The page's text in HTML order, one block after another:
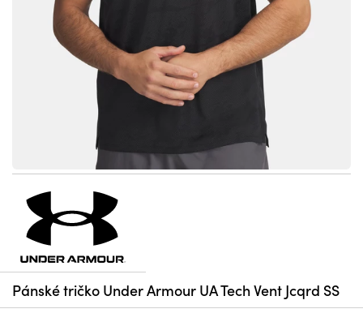
Pánské tričko Under Armour UA Tech Vent Jcqrd SS